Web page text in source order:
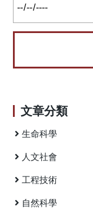
位轉型中的工作投
時代，企業數位轉
而，數位轉型過程
織與員工層面。本
鍵變數進行分析，
作為研究對象。通
查，研究發現了促
與靈活性的員工在
應性，而外向性特
溝通合作關係。第
文章分類
生命科學
人文社會
工程技術
自然科學